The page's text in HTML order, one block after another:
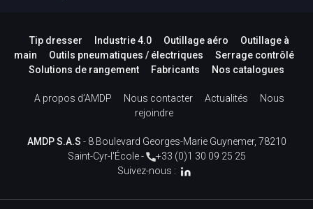
Tip dresser Industrie 4.0 Outillage aéro
Outillage à
main
Outils pneumatiques / électriques
Serrage contrôlé
Solutions de rangement
Fabricants Nos catalogues
A propos d’AMDP Nous contacter Actualités
Nous
rejoindre
AMDP S.A.S - 8 Boulevard Georges-Marie Guynemer, 78210
Saint-Cyr-l'École -
+33 (0)1 30 09 25 25
Suivez-nous :